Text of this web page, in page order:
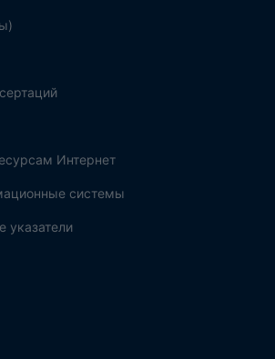
Интернет
системы
указатели